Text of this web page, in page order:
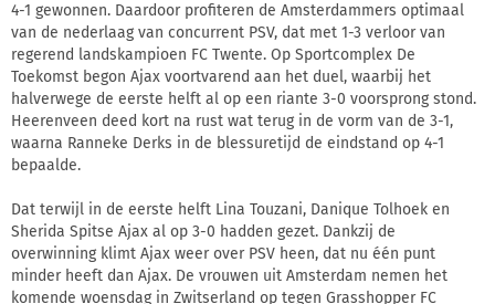
4-1 gewonnen. Daardoor profiteren de Amsterdammers optimaal
van de nederlaag van concurrent PSV, dat met 1-3 verloor van
regerend landskampioen FC Twente. Op Sportcomplex De
Toekomst begon Ajax voortvarend aan het duel, waarbij het
halverwege de eerste helft al op een riante 3-0 voorsprong stond.
Heerenveen deed kort na rust wat terug in de vorm van de 3-1,
waarna Ranneke Derks in de blessuretijd de eindstand op 4-1
bepaalde.
Dat terwijl in de eerste helft Lina Touzani, Danique Tolhoek en
Sherida Spitse Ajax al op 3-0 hadden gezet. Dankzij de
overwinning klimt Ajax weer over PSV heen, dat nu één punt
minder heeft dan Ajax. De vrouwen uit Amsterdam nemen het
komende woensdag in Zwitserland op tegen Grasshopper FC